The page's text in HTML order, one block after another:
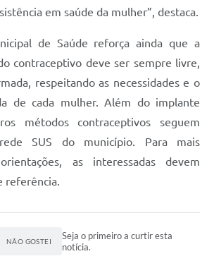
em saúde da mulher”, destaca.
de Saúde reforça ainda que a
contraceptivo deve ser sempre livre,
respeitando as necessidades e o
de cada mulher. Além do implante
métodos contraceptivos seguem
SUS do município. Para mais
as interessadas devem
referência.
NÃO GOSTEI
Seja o primeiro a curtir esta
notícia.